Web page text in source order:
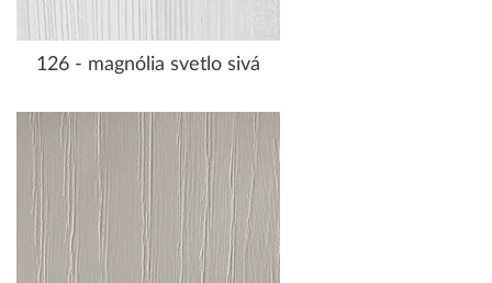
126 - magnólia svetlo sivá